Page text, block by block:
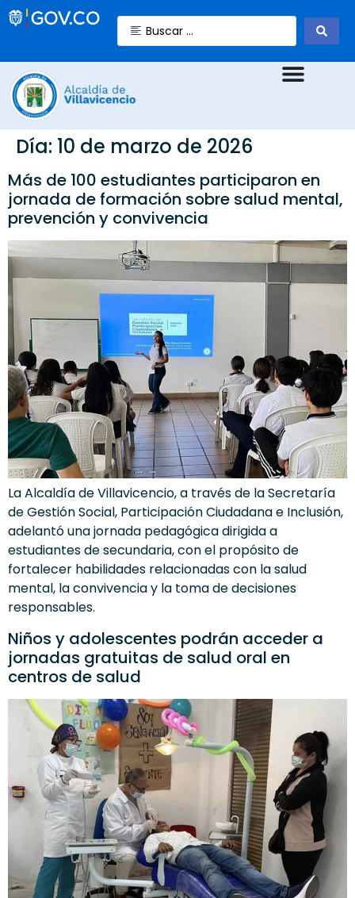
Día: 10 de marzo de 2026
Más de 100 estudiantes participaron en
jornada de formación sobre salud mental,
prevención y convivencia
La Alcaldía de Villavicencio, a través de la Secretaría
de Gestión Social, Participación Ciudadana e Inclusión,
adelantó una jornada pedagógica dirigida a
estudiantes de secundaria, con el propósito de
fortalecer habilidades relacionadas con la salud
mental, la convivencia y la toma de decisiones
responsables.
Niños y adolescentes podrán acceder a
jornadas gratuitas de salud oral en
centros de salud